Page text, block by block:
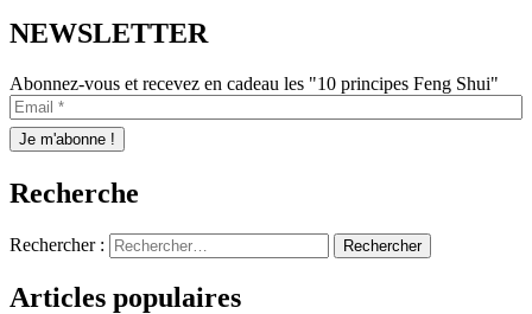
NEWSLETTER
Abonnez-vous et recevez en cadeau les "10 principes Feng Shui"
Recherche
Rechercher :
Articles populaires